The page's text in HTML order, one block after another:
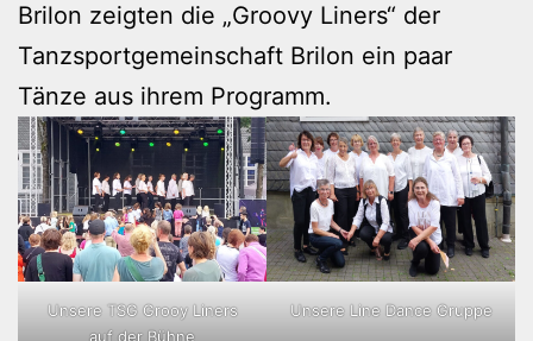
Brilon zeigten die „Groovy Liners“ der
Tanzsportgemeinschaft Brilon ein paar
Tänze aus ihrem Programm.
Unsere TSG Grooy Liners
auf der Bühne
Unsere Line Dance Gruppe